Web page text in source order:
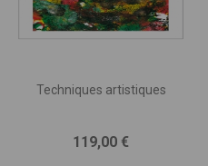
Techniques artistiques
Prix
119,00 €